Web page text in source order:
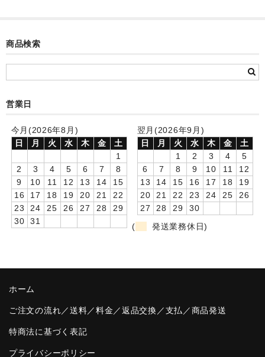
卒園DVDアルバム
園や先生への贈り物
音声入りフォトフレームクロック(集合)
音声入りフォトフレームクロック(校歌)
目覚まし時計(集合)
温湿度計付目覚まし時計
制服メモリー
商品検索
営業日
今月(2026年8月)
日
月 火 水 木 金
土
1
2
3 4 5 6 7
8
9
10 11 12 13 14
15
16
17 18 19 20 21
22
23
24 25 26 27 28
29
30
31
翌月(2026年9月)
日
月 火 水 木 金
土
1
2 3 4
5
6
7 8 9 10 11
12
13
14 15 16 17 18
19
20
21 22 23 24 25
26
27
28 29
30
(
発送業務休日)
ホーム
ご注文の流れ／送料／料金／返品交換／支払／商品発送
特商法に基づく表記
プライバシーポリシー